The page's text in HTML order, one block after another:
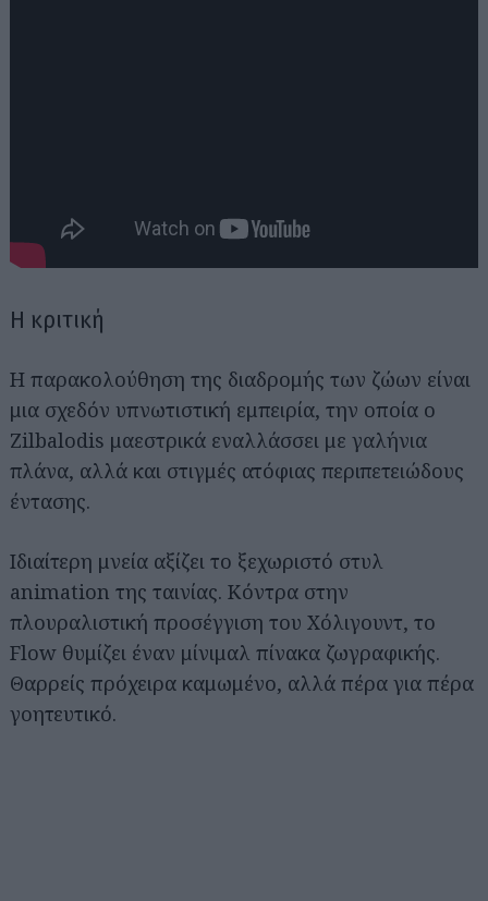
Η κριτική
Η παρακολούθηση της διαδρομής των ζώων είναι
μια σχεδόν υπνωτιστική εμπειρία, την οποία ο
Zilbalodis μαεστρικά εναλλάσσει με γαλήνια
πλάνα, αλλά και στιγμές ατόφιας περιπετειώδους
έντασης.
Ιδιαίτερη μνεία αξίζει το ξεχωριστό στυλ
animation της ταινίας. Κόντρα στην
πλουραλιστική προσέγγιση του Χόλιγουντ, το
Flow θυμίζει έναν μίνιμαλ πίνακα ζωγραφικής.
Θαρρείς πρόχειρα καμωμένο, αλλά πέρα για πέρα
γοητευτικό.